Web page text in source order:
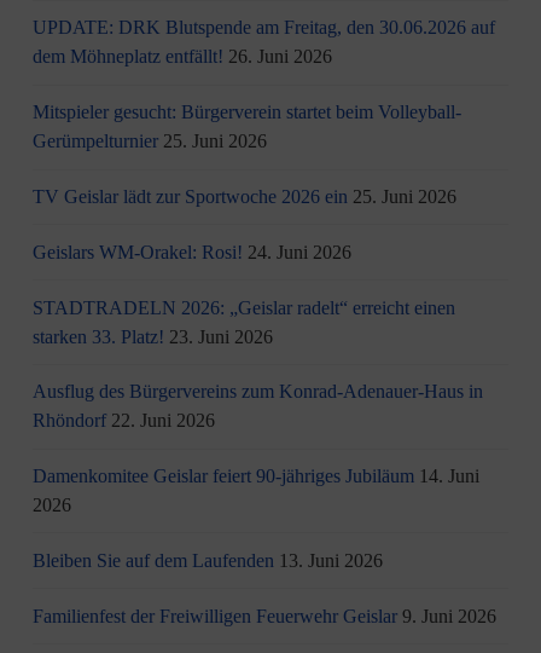
UPDATE: DRK Blutspende am Freitag, den 30.06.2026 auf
dem Möhneplatz entfällt! 26. Juni 2026
Mitspieler gesucht: Bürgerverein startet beim Volleyball-
Gerümpelturnier 25. Juni 2026
TV Geislar lädt zur Sportwoche 2026 ein 25. Juni 2026
Geislars WM-Orakel: Rosi! 24. Juni 2026
STADTRADELN 2026: „Geislar radelt“ erreicht einen
starken 33. Platz! 23. Juni 2026
Ausflug des Bürgervereins zum Konrad-Adenauer-Haus in
Rhöndorf 22. Juni 2026
Damenkomitee Geislar feiert 90-jähriges Jubiläum 14. Juni
2026
Bleiben Sie auf dem Laufenden 13. Juni 2026
Familienfest der Freiwilligen Feuerwehr Geislar 9. Juni 2026